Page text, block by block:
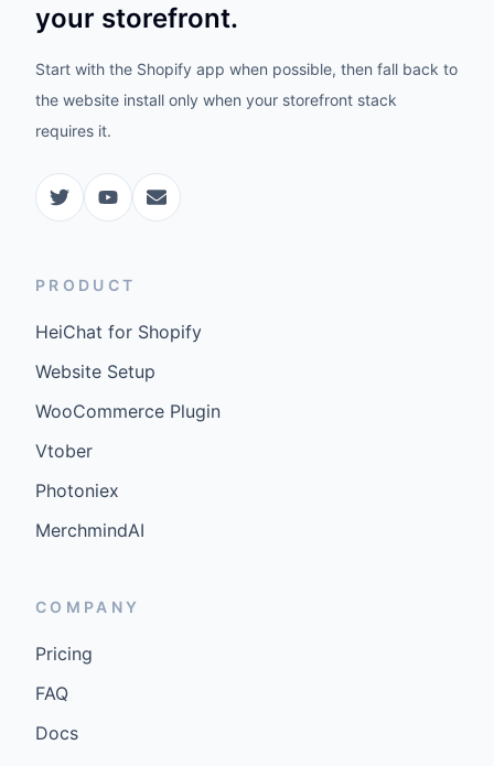
your storefront.
Start with the Shopify app when possible, then fall back to
the website install only when your storefront stack
requires it.
PRODUCT
HeiChat for Shopify
Website Setup
WooCommerce Plugin
Vtober
Photoniex
MerchmindAI
COMPANY
Pricing
FAQ
Docs